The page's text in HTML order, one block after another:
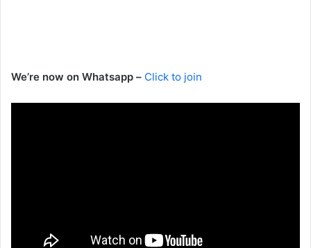
We’re now on Whatsapp – Click to join